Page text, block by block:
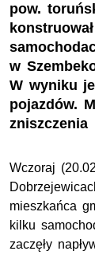
pow.
w
W wyniku
pojazdów.
Wczoraj
mieszkańca
kilku
zaczęły